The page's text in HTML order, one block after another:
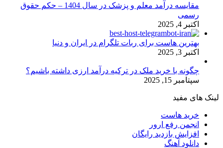
مقایسه درآمد معلم و پزشک در سال 1404 – حکم حقوق
رسمی
اکتبر 4, 2025
بهترین هاست برای ربات تلگرام در ایران و دنیا
اکتبر 3, 2025
چگونه با خرید ملک در ترکیه درآمد ارزی داشته باشیم؟
سپتامبر 15, 2025
لینک های مفید
خرید هاست
انجمن رفع ارور
افزایش بازدید رایگان
دانلود آهنگ